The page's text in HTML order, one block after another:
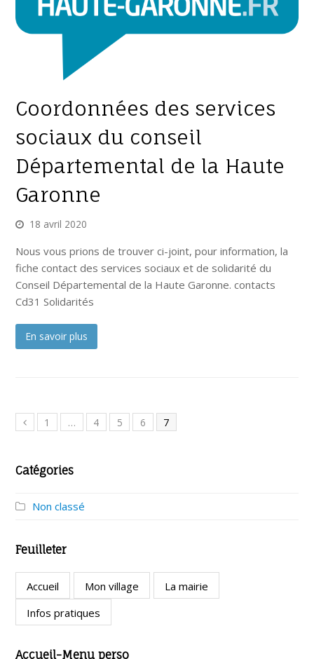
Coordonnées des services
sociaux du conseil
Départemental de la Haute
Garonne
18 avril 2020
Nous vous prions de trouver ci-joint, pour information, la
fiche contact des services sociaux et de solidarité du
Conseil Départemental de la Haute Garonne. contacts
Cd31 Solidarités
En savoir plus
1 … 4 5 6 7
Catégories
Non classé
Feuilleter
Accueil Mon village
La mairie
Infos pratiques
Accueil-Menu perso